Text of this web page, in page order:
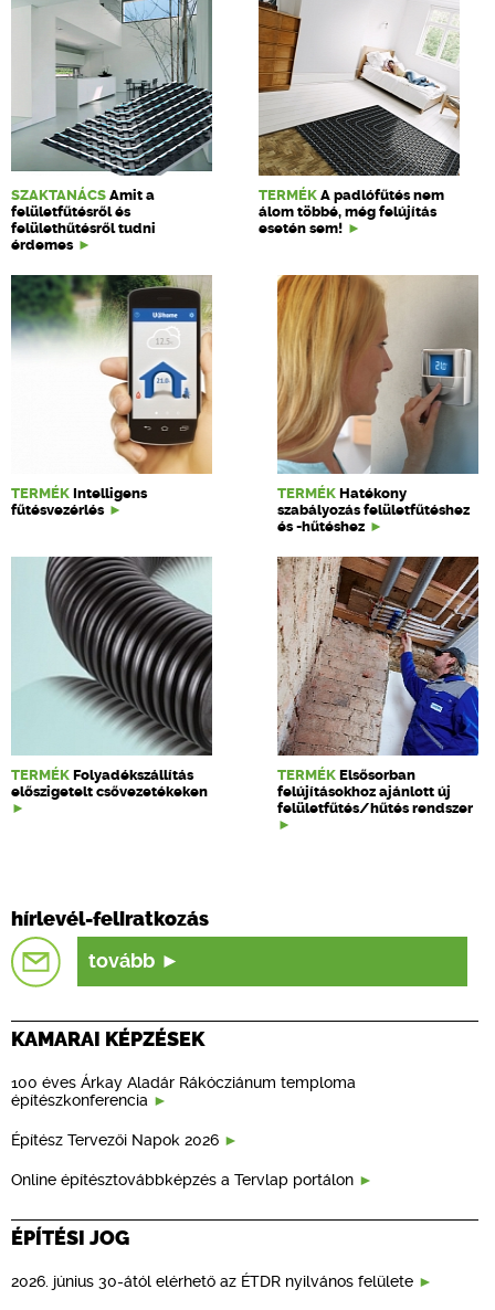
SZAKTANÁCS Amit a
felületfűtésről és
felülethűtésről tudni
érdemes
TERMÉK A padlófűtés nem
álom többé, még felújítás
esetén sem!
TERMÉK Intelligens
fűtésvezérlés
TERMÉK Hatékony
szabályozás felületfűtéshez
és -hűtéshez
TERMÉK Folyadékszállítás
előszigetelt csővezetékeken
TERMÉK Elsősorban
felújításokhoz ajánlott új
felületfűtés/hűtés rendszer
hírlevél-feliratkozás
tovább
KAMARAI KÉPZÉSEK
100 éves Árkay Aladár Rákócziánum temploma
építészkonferencia
Építész Tervezői Napok 2026
Online építésztovábbképzés a Tervlap portálon
ÉPÍTÉSI JOG
2026. június 30-ától elérhető az ÉTDR nyilvános felülete